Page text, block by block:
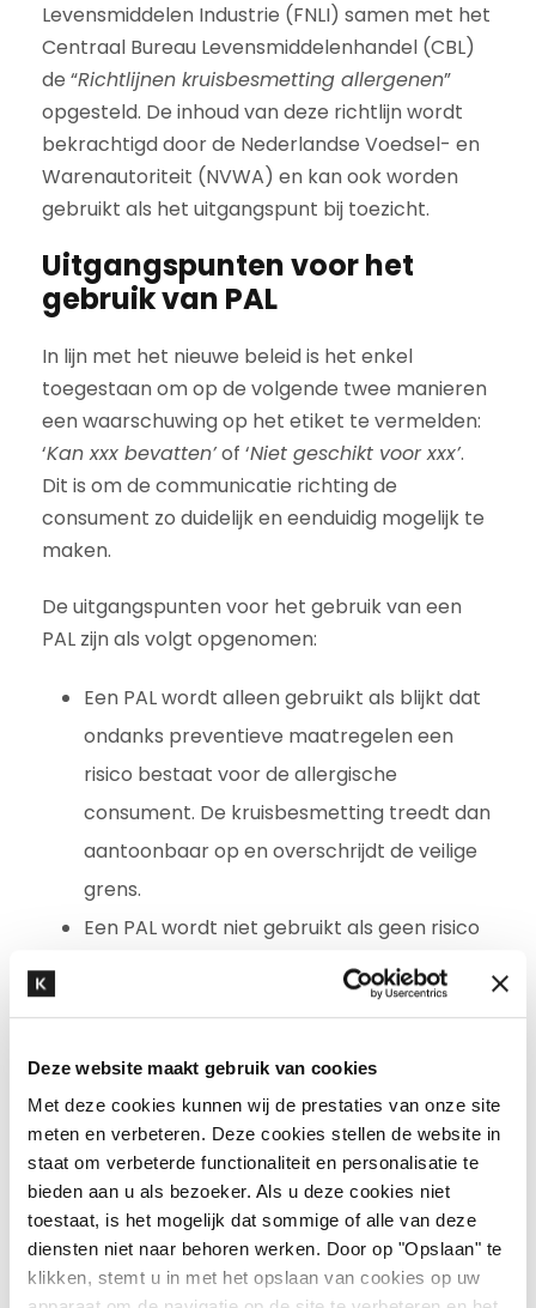
Deze website maakt gebruik van cookies
Met deze cookies kunnen wij de prestaties van onze site
meten en verbeteren. Deze cookies stellen de website in
staat om verbeterde functionaliteit en personalisatie te
bieden aan u als bezoeker. Als u deze cookies niet
toestaat, is het mogelijk dat sommige of alle van deze
diensten niet naar behoren werken. Door op "Opslaan" te
klikken, stemt u in met het opslaan van cookies op uw
Levensmiddelen Industrie (FNLI) samen met het
Centraal Bureau Levensmiddelenhandel (CBL)
de “Richtlijnen kruisbesmetting allergenen”
opgesteld. De inhoud van deze richtlijn wordt
bekrachtigd door de Nederlandse Voedsel- en
Warenautoriteit (NVWA) en kan ook worden
gebruikt als het uitgangspunt bij toezicht.
Uitgangspunten voor het
gebruik van PAL
In lijn met het nieuwe beleid is het enkel
toegestaan om op de volgende twee manieren
een waarschuwing op het etiket te vermelden:
‘Kan xxx bevatten’of ‘Niet geschikt voor xxx’.
Dit is om de communicatie richting de
consument zo duidelijk en eenduidig mogelijk te
maken.
De uitgangspunten voor het gebruik van een
PAL zijn als volgt opgenomen:
Een PAL wordt alleen gebruikt als blijkt dat
ondanks preventieve maatregelen een
risico bestaat voor de allergische
consument. De kruisbesmetting treedt dan
aantoonbaar op en overschrijdt de veilige
grens.
Een PAL wordt niet gebruikt als geen risico
blijkt uit de risicobeoordeling of de kans op
kruisbesmetting niet aantoonbaar is.
Daarnaast mag een PAL niet gebruikt worden
indien blijkt dat een allergeen altijd in een
grondstof aanwezig is (dus in 100% van de
steekproeven). Het gaat dan namelijk niet om
een kans op kruisbesmetting, maar om een
bewust toegevoegd ingrediënt waar geen
risicobeoordeling voor moet worden
uitgevoerd. Ingrediënten worden in de lijst van